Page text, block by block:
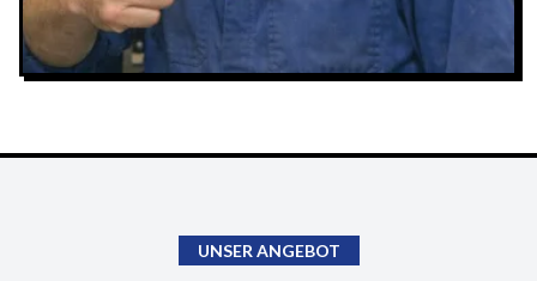
UNSER ANGEBOT